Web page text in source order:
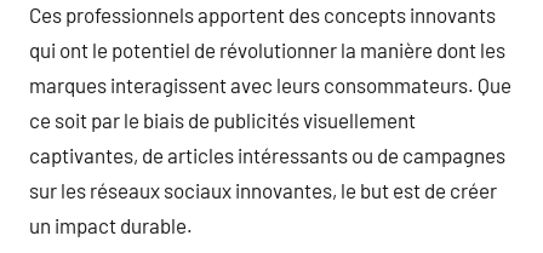
Ces professionnels apportent des concepts innovants
qui ont le potentiel de révolutionner la manière dont les
marques interagissent avec leurs consommateurs. Que
ce soit par le biais de publicités visuellement
captivantes, de articles intéressants ou de campagnes
sur les réseaux sociaux innovantes, le but est de créer
un impact durable.